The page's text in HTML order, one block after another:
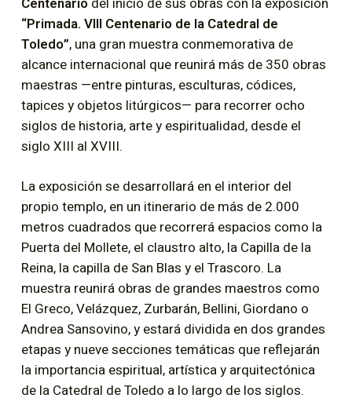
“Primada. VIII Centenario de la Catedral de
Toledo”, una gran muestra conmemorativa de
alcance internacional que reunirá más de 350 obras
maestras —entre pinturas, esculturas, códices,
tapices y objetos litúrgicos— para recorrer ocho
siglos de historia, arte y espiritualidad, desde el
siglo XIII al XVIII.
La exposición se desarrollará en el interior del
propio templo, en un itinerario de más de 2.000
metros cuadrados que recorrerá espacios como la
Puerta del Mollete, el claustro alto, la Capilla de la
Reina, la capilla de San Blas y el Trascoro. La
muestra reunirá obras de grandes maestros como
El Greco, Velázquez, Zurbarán, Bellini, Giordano o
Andrea Sansovino, y estará dividida en dos grandes
etapas y nueve secciones temáticas que reflejarán
la importancia espiritual, artística y arquitectónica
de la Catedral de Toledo a lo largo de los siglos.